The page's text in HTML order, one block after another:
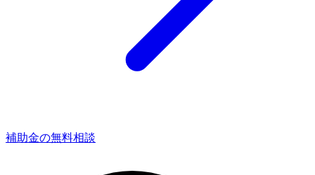
補助金の無料相談